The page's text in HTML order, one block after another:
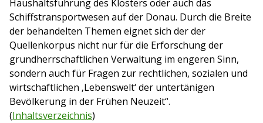
Haushaltsführung des Klosters oder auch das
Schiffstransportwesen auf der Donau. Durch die Breite
der behandelten Themen eignet sich der der
Quellenkorpus nicht nur für die Erforschung der
grundherrschaftlichen Verwaltung im engeren Sinn,
sondern auch für Fragen zur rechtlichen, sozialen und
wirtschaftlichen ‚Lebenswelt‘ der untertänigen
Bevölkerung in der Frühen Neuzeit“.
(Inhaltsverzeichnis)